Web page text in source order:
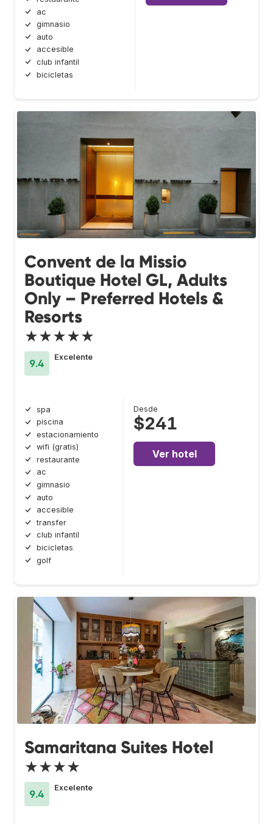
ac
gimnasio
auto
accesible
club infantil
bicicletas
Convent de la Missio
Boutique Hotel GL, Adults
Only – Preferred Hotels &
Resorts
★★★★★
9.4
Excelente
spa
piscina
estacionamiento
wifi (gratis)
restaurante
ac
gimnasio
auto
accesible
transfer
club infantil
bicicletas
golf
Desde
$241
Ver hotel
Samaritana Suites Hotel
★★★★
9.4
Excelente